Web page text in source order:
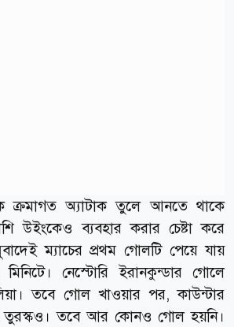
ক্রমাগত অ্যাটাক তুলে আনতে থাকে
উইংকেও ব্যবহার করার চেষ্টা করে
ম্যাচের প্রথম গোলটি পেয়ে যায়
নেস্টোরি ইরানকুন্ডার গোলে
তবে গোল খাওয়ার পর, কাউন্টার
তুরস্কও। তবে আর কোনও গোল হয়নি।